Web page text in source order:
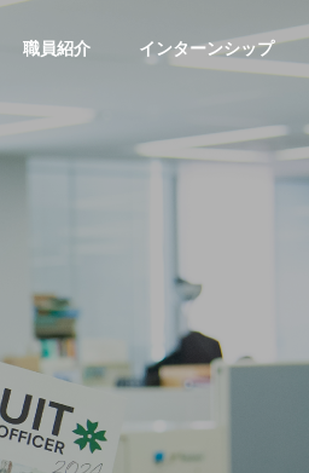
職員紹介 インターンシップ